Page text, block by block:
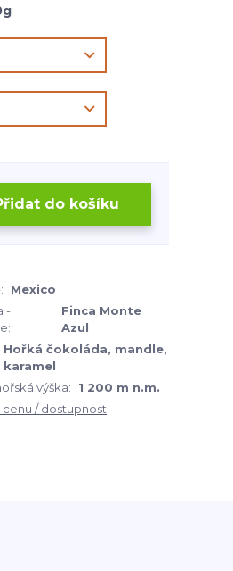
do košíku
Mexico
-
Finca Monte
Azul
Hořká čokoláda, mandle,
karamel
výška:
1 200 m n.m.
cenu / dostupnost